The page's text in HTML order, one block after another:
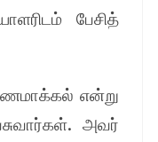
பேசித்
என்று
. அவர்